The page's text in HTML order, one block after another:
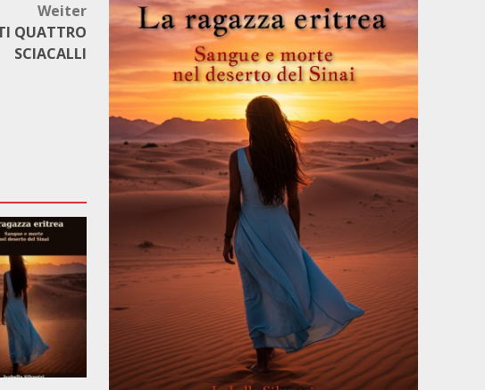
Weiter
QUATTRO
SCIACALLI